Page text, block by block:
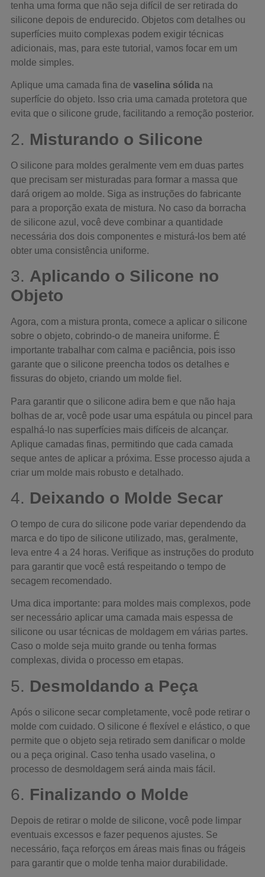
tenha uma forma que não seja difícil de ser retirada do
silicone depois de endurecido. Objetos com detalhes ou
superfícies muito complexas podem exigir técnicas
adicionais, mas, para este tutorial, vamos focar em um
molde simples.
Aplique uma camada fina de vaselina sólidana
superfície do objeto. Isso cria uma camada protetora que
evita que o silicone grude, facilitando a remoção posterior.
2. Misturando o Silicone
O silicone para moldes geralmente vem em duas partes
que precisam ser misturadas para formar a massa que
dará origem ao molde. Siga as instruções do fabricante
para a proporção exata de mistura. No caso da borracha
de silicone azul, você deve combinar a quantidade
necessária dos dois componentes e misturá-los bem até
obter uma consistência uniforme.
3. Aplicando o Silicone no
Objeto
Agora, com a mistura pronta, comece a aplicar o silicone
sobre o objeto, cobrindo-o de maneira uniforme. É
importante trabalhar com calma e paciência, pois isso
garante que o silicone preencha todos os detalhes e
fissuras do objeto, criando um molde fiel.
Para garantir que o silicone adira bem e que não haja
bolhas de ar, você pode usar uma espátula ou pincel para
espalhá-lo nas superfícies mais difíceis de alcançar.
Aplique camadas finas, permitindo que cada camada
seque antes de aplicar a próxima. Esse processo ajuda a
criar um molde mais robusto e detalhado.
4. Deixando o Molde Secar
O tempo de cura do silicone pode variar dependendo da
marca e do tipo de silicone utilizado, mas, geralmente,
leva entre 4 a 24 horas. Verifique as instruções do produto
para garantir que você está respeitando o tempo de
secagem recomendado.
Uma dica importante: para moldes mais complexos, pode
ser necessário aplicar uma camada mais espessa de
silicone ou usar técnicas de moldagem em várias partes.
Caso o molde seja muito grande ou tenha formas
complexas, divida o processo em etapas.
5. Desmoldando a Peça
Após o silicone secar completamente, você pode retirar o
molde com cuidado. O silicone é flexível e elástico, o que
permite que o objeto seja retirado sem danificar o molde
ou a peça original. Caso tenha usado vaselina, o
processo de desmoldagem será ainda mais fácil.
6. Finalizando o Molde
Depois de retirar o molde de silicone, você pode limpar
eventuais excessos e fazer pequenos ajustes. Se
necessário, faça reforços em áreas mais finas ou frágeis
para garantir que o molde tenha maior durabilidade.